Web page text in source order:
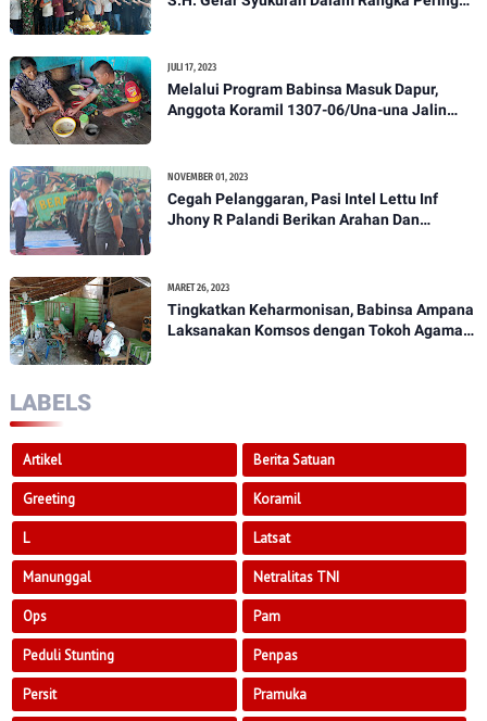
JULI 17, 2023
Melalui Program Babinsa Masuk Dapur,
Anggota Koramil 1307-06/Una-una Jalin
NOVEMBER 01, 2023
Cegah Pelanggaran, Pasi Intel Lettu Inf
Jhony R Palandi Berikan Arahan Dan
MARET 26, 2023
Tingkatkan Keharmonisan, Babinsa Ampana
Laksanakan Komsos dengan Tokoh Agama
LABELS
Artikel Berita Satuan
Greeting Koramil
L Latsat
Manunggal Netralitas TNI
Ops Pam
Peduli Stunting Penpas
Persit Pramuka